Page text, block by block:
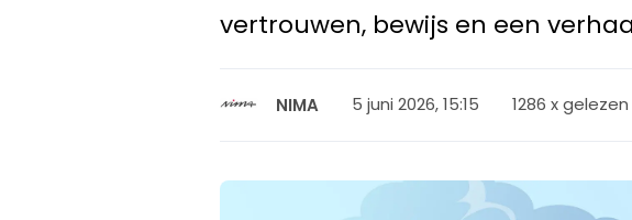
vertrouwen, bewijs en een
NIMA 5 juni 2026, 15:15 1286 x gelezen